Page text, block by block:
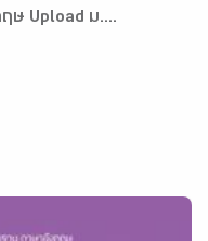
ษ Upload ม....